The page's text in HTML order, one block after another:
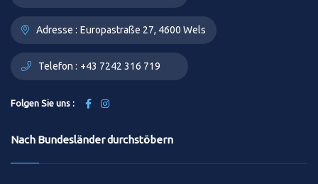
Adresse : Europastraße 27, 4600 Wels
Telefon : +43 7242 316 719
Folgen Sie uns :
Nach Bundesländer durchstöbern